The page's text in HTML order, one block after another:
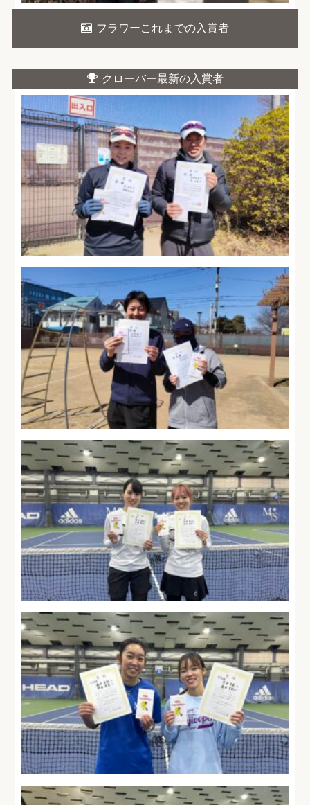
フラワーこれまでの入賞者
クローバー最新の入賞者